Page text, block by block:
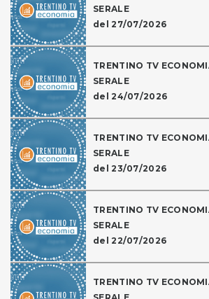
SERALE
del 27/07/2026
TRENTINO TV
SERALE
del 24/07/2026
TRENTINO TV
SERALE
del 23/07/2026
TRENTINO TV
SERALE
del 22/07/2026
TRENTINO TV